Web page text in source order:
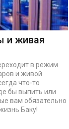
и живая
в режим
и живой
что-то
бы выпить или
вам обязательно
Баку!